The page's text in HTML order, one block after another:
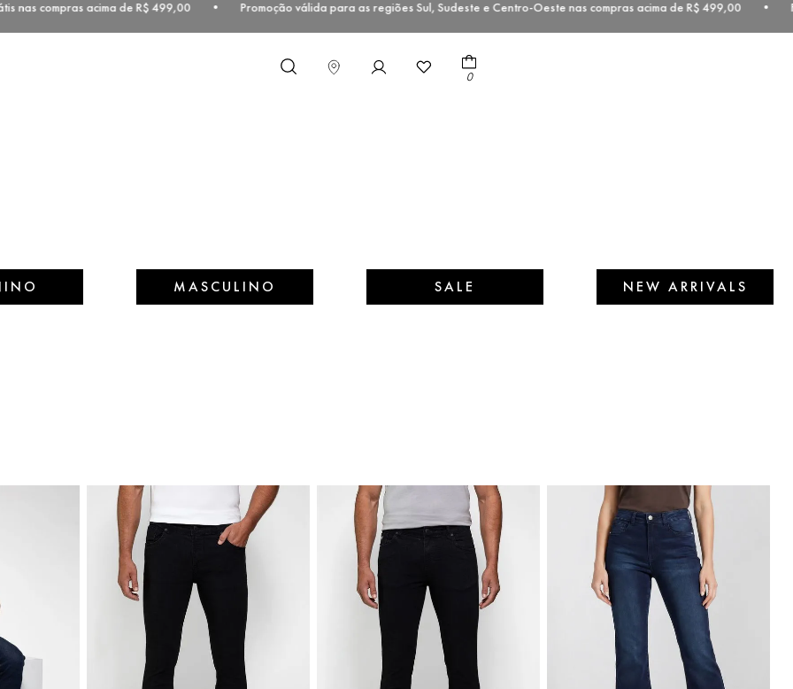
compras acima de R$ 499,00 • Promoção válida para as regiões Sul, Sudeste e Centro-Oeste nas compras acima de R$
O que você procura?
0
MASCULINO SALE NEW ARRIVALS